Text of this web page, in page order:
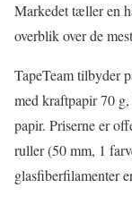
Markedet tæller en
overblik over de
TapeTeam tilbyder
med kraftpapir 70
papir. Priserne er
ruller (50 mm, 1
glasfiberfilamenter